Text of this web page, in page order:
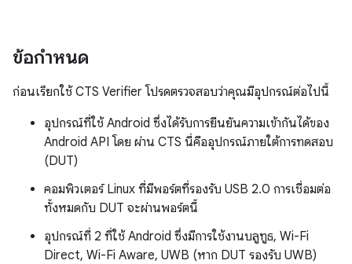
ข้อกำหนด
ก่อนเรียกใช้ CTS Verifier โปรดตรวจสอบว่าคุณมีอุปกรณ์ต่อไปนี้
อุปกรณ์ที่ใช้ Android ซึ่งได้รับการยืนยันความเข้ากันได้ของ
Android API โดย ผ่าน CTS นี่คืออุปกรณ์ภายใต้การทดสอบ
(DUT)
คอมพิวเตอร์ Linux ที่มีพอร์ตที่รองรับ USB 2.0 การเชื่อมต่อ
ทั้งหมดกับ DUT จะผ่านพอร์ตนี้
อุปกรณ์ที่ 2 ที่ใช้ Android ซึ่งมีการใช้งานบลูทูธ, Wi-Fi
Direct, Wi-Fi Aware, UWB (หาก DUT รองรับ UWB)